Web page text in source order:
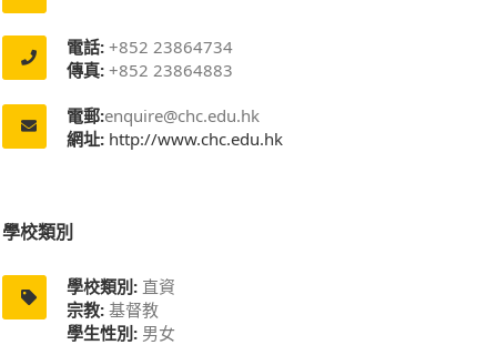
電話: +852 23864734
傳真: +852 23864883
電郵:enquire@chc.edu.hk
網址: http://www.chc.edu.hk
學校類別
學校類別: 直資
宗教: 基督教
學生性別: 男女